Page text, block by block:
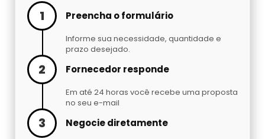
1 Preencha o formulário
Informe sua necessidade, quantidade e
prazo desejado.
2 Fornecedor responde
Em até 24 horas você recebe uma proposta
no seu e-mail
3 Negocie diretamente